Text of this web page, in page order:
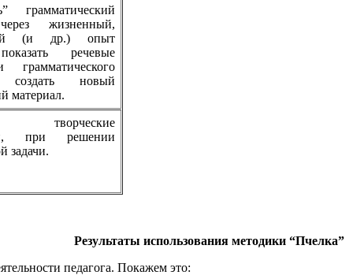
грамматический
жизненный,
(и др.) опыт
речевые
грамматического
создать новый
материал.
творческие
при решении
задачи.
Результаты использования методики “Пчелка”
педагога. Покажем это: